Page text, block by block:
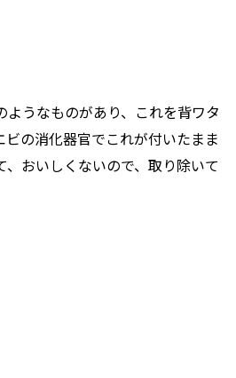
ようなものがあり、これを背ワタ
ビの消化器官でこれが付いたまま
おいしくないので、取り除いて